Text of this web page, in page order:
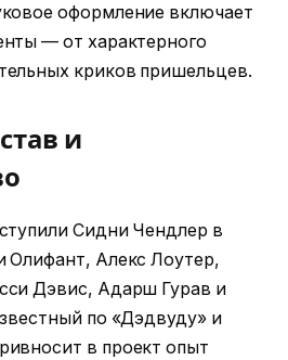
оформление включает
— от характерного
криков пришельцев.
и
Сидни Чендлер в
Олифант, Алекс Лоутер,
Дэвис, Адарш Гурав и
по «Дэдвуду» и
в проект опыт